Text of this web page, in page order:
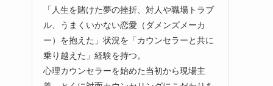
「人生を賭けた夢の挫折、対人や職場トラブ
ル、うまくいかない恋愛（ダメンズメーカ
ー）を抱えた」状況を「カウンセラーと共に
乗り越えた」経験を持つ。
心理カウンセラーを始めた当初から現場主